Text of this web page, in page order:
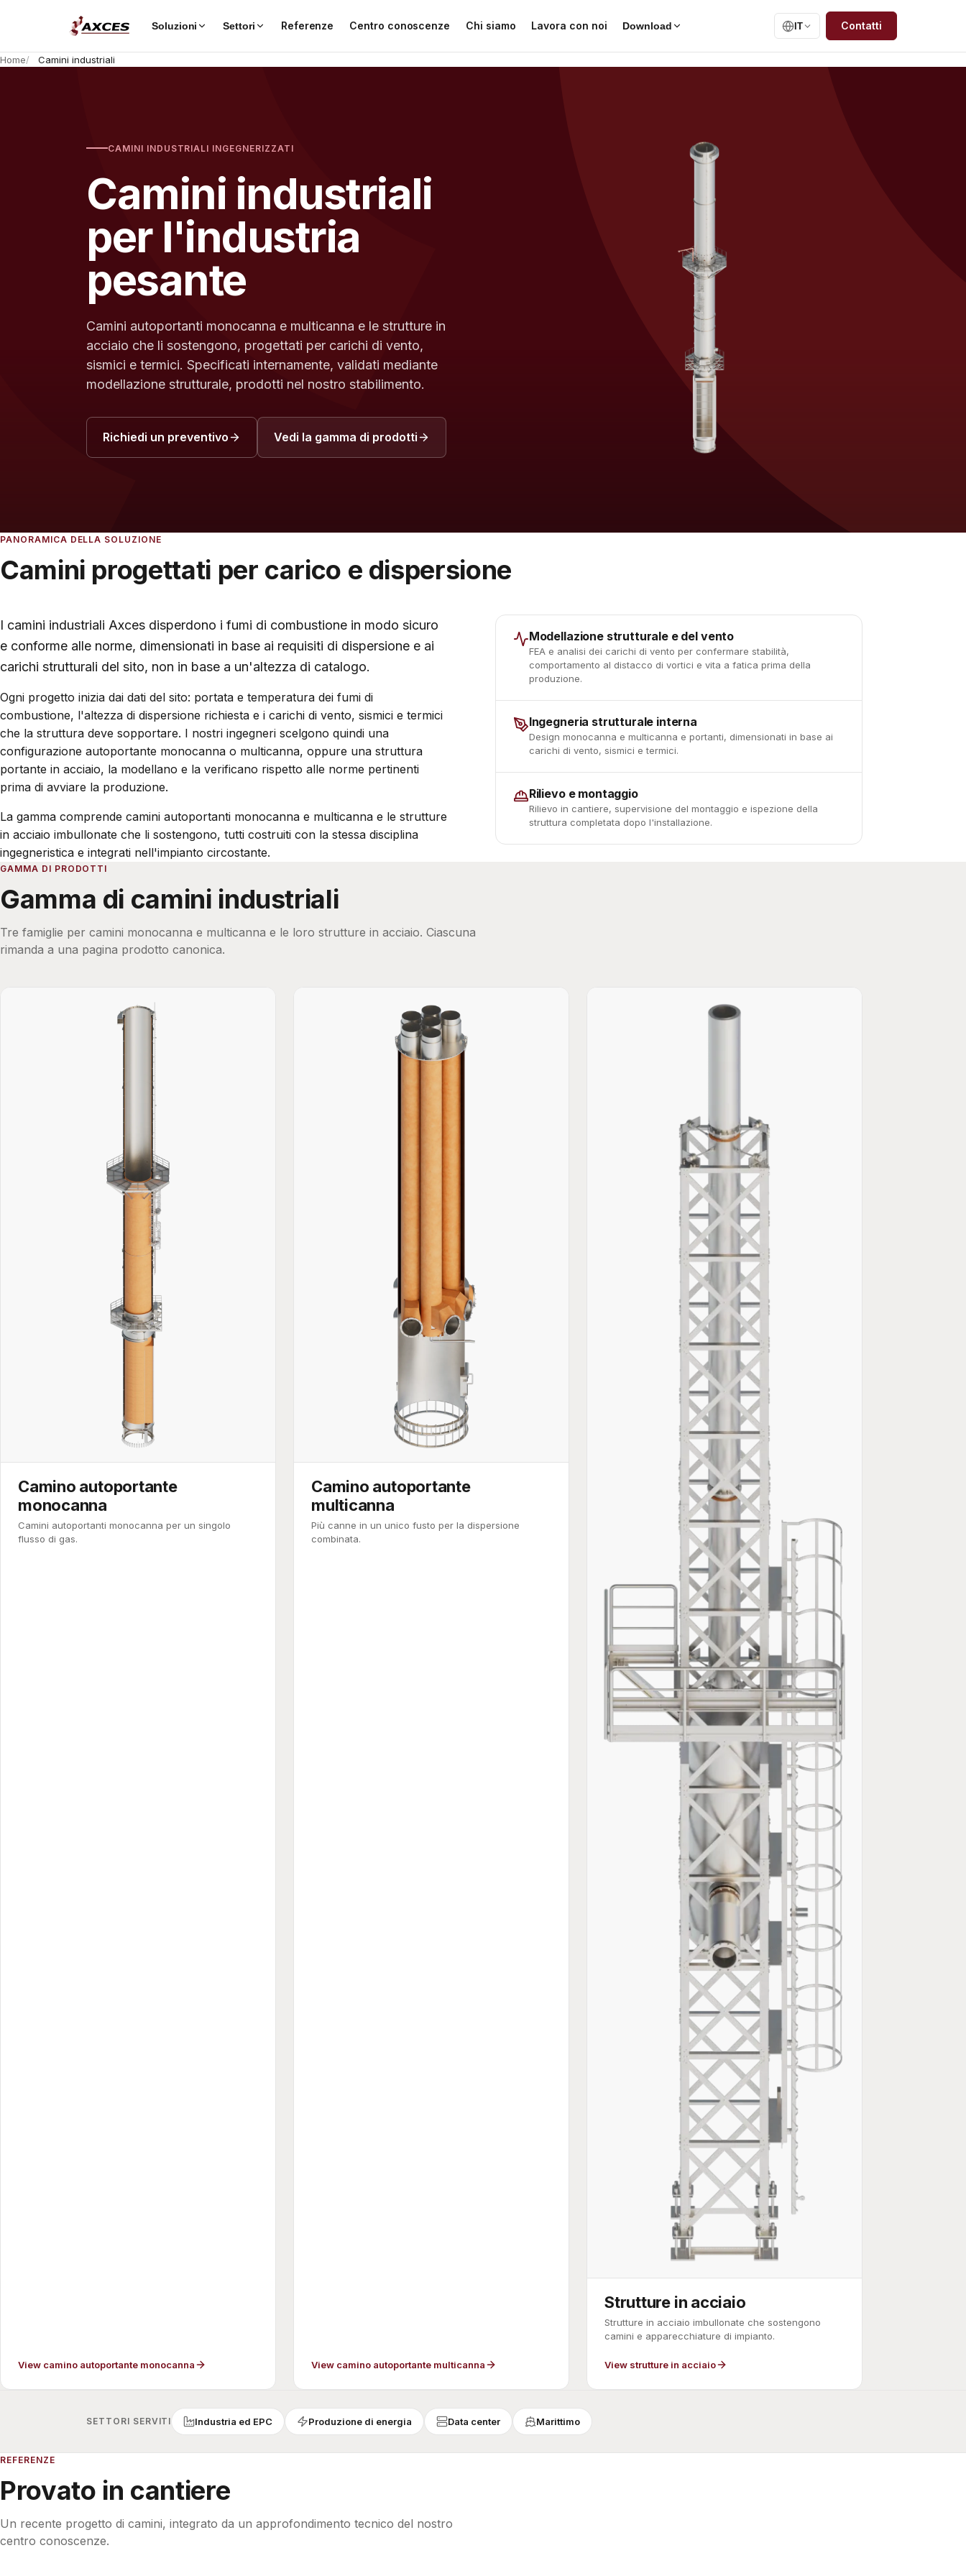
Soluzioni Settori Referenze Centro conoscenze Chi siamo Lavora con noi Download IT Contatti
Home Camini industriali
CAMINI INDUSTRIALI INGEGNERIZZATI
Camini industriali
per l'industria
pesante
Camini autoportanti monocanna e multicanna e le strutture in
acciaio che li sostengono, progettati per carichi di vento,
sismici e termici. Specificati internamente, validati mediante
modellazione strutturale, prodotti nel nostro stabilimento.
Richiedi un preventivo Vedi la gamma di prodotti
PANORAMICA DELLA SOLUZIONE
Camini progettati per carico e dispersione
I camini industriali Axces disperdono i fumi di combustione in modo sicuro
e conforme alle norme, dimensionati in base ai requisiti di dispersione e ai
carichi strutturali del sito, non in base a un'altezza di catalogo.
Ogni progetto inizia dai dati del sito: portata e temperatura dei fumi di
combustione, l'altezza di dispersione richiesta e i carichi di vento, sismici e termici
che la struttura deve sopportare. I nostri ingegneri scelgono quindi una
configurazione autoportante monocanna o multicanna, oppure una struttura
portante in acciaio, la modellano e la verificano rispetto alle norme pertinenti
prima di avviare la produzione.
La gamma comprende camini autoportanti monocanna e multicanna e le strutture
in acciaio imbullonate che li sostengono, tutti costruiti con la stessa disciplina
ingegneristica e integrati nell'impianto circostante.
Modellazione strutturale e del vento
FEA e analisi dei carichi di vento per confermare stabilità,
comportamento al distacco di vortici e vita a fatica prima della
produzione.
Ingegneria strutturale interna
Design monocanna e multicanna e portanti, dimensionati in base ai
carichi di vento, sismici e termici.
Rilievo e montaggio
Rilievo in cantiere, supervisione del montaggio e ispezione della
struttura completata dopo l'installazione.
GAMMA DI PRODOTTI
Gamma di camini industriali
Tre famiglie per camini monocanna e multicanna e le loro strutture in acciaio. Ciascuna
rimanda a una pagina prodotto canonica.
Camino autoportante
monocanna
Camini autoportanti monocanna per un singolo
flusso di gas.
View camino autoportante monocanna
Camino autoportante
multicanna
Più canne in un unico fusto per la dispersione
combinata.
View camino autoportante multicanna
Strutture in acciaio
Strutture in acciaio imbullonate che sostengono
camini e apparecchiature di impianto.
View strutture in acciaio
SETTORI SERVITI Industria ed EPC Produzione di energia Data center Marittimo
REFERENZE
Provato in cantiere
Un recente progetto di camini, integrato da un approfondimento tecnico del nostro
centro conoscenze.